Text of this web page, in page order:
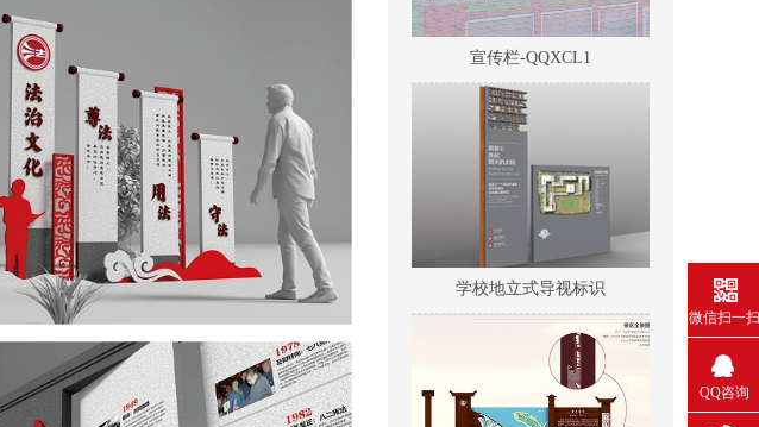
宣传栏-QQXCL1
学校地立式导视标识
微信扫一扫
QQ咨询